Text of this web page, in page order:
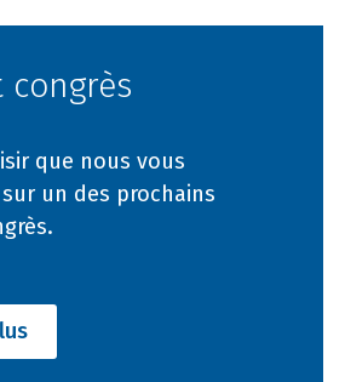
congrès
que nous vous
un des prochains